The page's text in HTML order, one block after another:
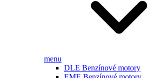
menu
DLE Benzínové motory